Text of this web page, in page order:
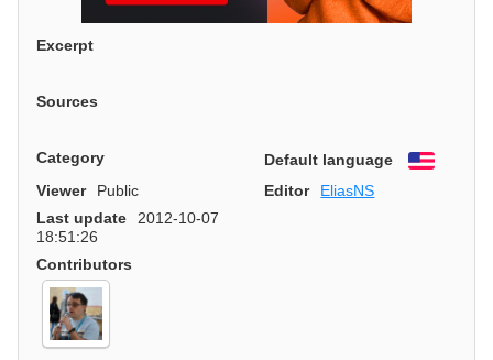
Excerpt
Sources
Category Default language
English
Viewer
Public Editor
EliasNS
Last update
2012-10-07
18:51:26
Contributors